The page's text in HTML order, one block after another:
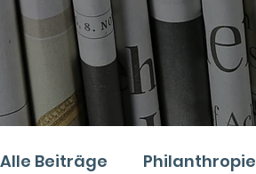
Alle Beiträge Philanthropie